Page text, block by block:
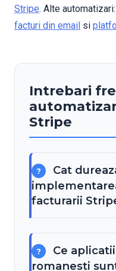
Stripe. Alte automatizari:
facturi din email si
Intrebari
Stripe
Cat
facturarii
Ce
romanesti